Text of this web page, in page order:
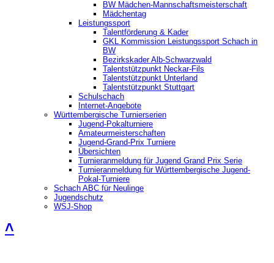
BW Mädchen-Mannschaftsmeisterschaft
Mädchentag
Leistungssport
Talentförderung & Kader
GKL Kommission Leistungssport Schach in
BW
Bezirkskader Alb-Schwarzwald
Talentstützpunkt Neckar-Fils
Talentstützpunkt Unterland
Talentstützpunkt Stuttgart
Schulschach
Internet-Angebote
Württembergische Turnierserien
Jugend-Pokalturniere
Amateurmeisterschaften
Jugend-Grand-Prix Turniere
Übersichten
Turnieranmeldung für Jugend Grand Prix Serie
Turnieranmeldung für Württembergische Jugend-
Pokal-Turniere
Schach ABC für Neulinge
Jugendschutz
WSJ-Shop
˄